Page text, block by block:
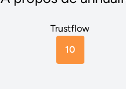
Trustflow
10